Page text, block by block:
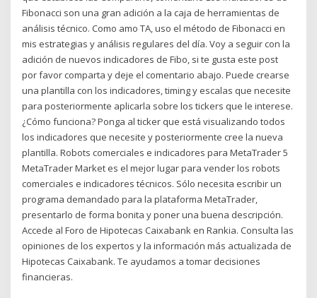
Fibonacci son una gran adición a la caja de herramientas de
análisis técnico. Como amo TA, uso el método de Fibonacci en
mis estrategias y análisis regulares del día. Voy a seguir con la
adición de nuevos indicadores de Fibo, si te gusta este post
por favor comparta y deje el comentario abajo. Puede crearse
una plantilla con los indicadores, timing y escalas que necesite
para posteriormente aplicarla sobre los tickers que le interese.
¿Cómo funciona? Ponga al ticker que está visualizando todos
los indicadores que necesite y posteriormente cree la nueva
plantilla. Robots comerciales e indicadores para MetaTrader 5
MetaTrader Market es el mejor lugar para vender los robots
comerciales e indicadores técnicos. Sólo necesita escribir un
programa demandado para la plataforma MetaTrader,
presentarlo de forma bonita y poner una buena descripción.
Accede al Foro de Hipotecas Caixabank en Rankia. Consulta las
opiniones de los expertos y la información más actualizada de
Hipotecas Caixabank. Te ayudamos a tomar decisiones
financieras.